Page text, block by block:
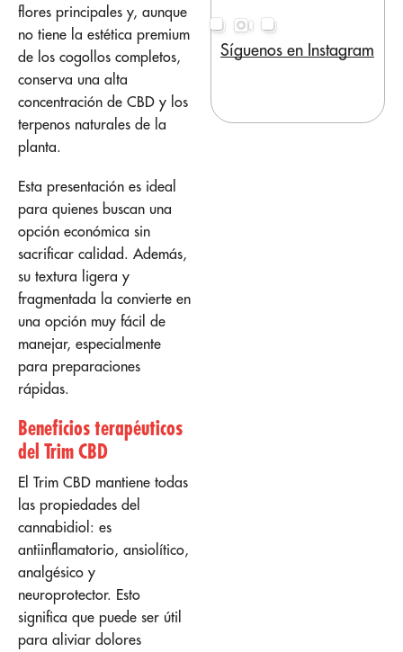
flores principales y, aunque
no tiene la estética premium
de los cogollos completos,
conserva una alta
concentración de CBD y los
terpenos naturales de la
planta.
Esta presentación es ideal
para quienes buscan una
opción económica sin
sacrificar calidad. Además,
su textura ligera y
fragmentada la convierte en
una opción muy fácil de
manejar, especialmente
para preparaciones
rápidas.
Beneficios terapéuticos
del Trim CBD
El Trim CBD mantiene todas
las propiedades del
cannabidiol: es
antiinflamatorio, ansiolítico,
analgésico y
neuroprotector. Esto
significa que puede ser útil
para aliviar dolores
Síguenos en Instagram